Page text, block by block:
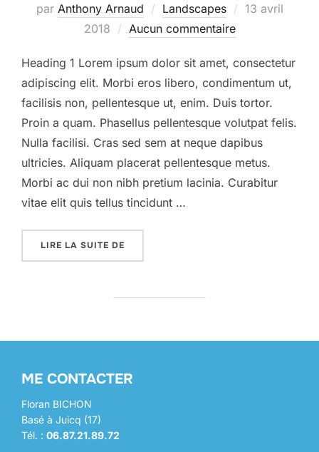
par Anthony Arnaud Landscapes
Publié
13 avril
2018
Aucun commentaire
Heading 1 Lorem ipsum dolor sit amet, consectetur
adipiscing elit. Morbi eros libero, condimentum ut,
facilisis non, pellentesque ut, enim. Duis tortor.
Proin a quam. Phasellus pellentesque volutpat felis.
Nulla facilisi. Cras sed sem at neque dapibus
ultricies. Aliquam placerat pellentesque metus.
Morbi ac dui non nibh pretium lacinia. Curabitur
vitae elit quis tellus tincidunt …
LIRE LA SUITE DE
ME CONTACTER
Floran BICHON
Basé à Juicq (17)
Tél. : 06.87.21.89.72